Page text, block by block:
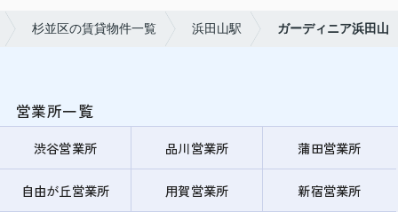
杉並区の賃貸物件一覧 浜田山駅 ガーディニア浜田山
営業所一覧
渋谷営業所 品川営業所 蒲田営業所
自由が丘営業所 用賀営業所 新宿営業所